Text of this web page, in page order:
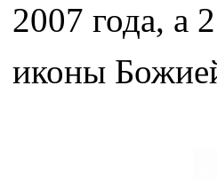
2007 года, а
иконы